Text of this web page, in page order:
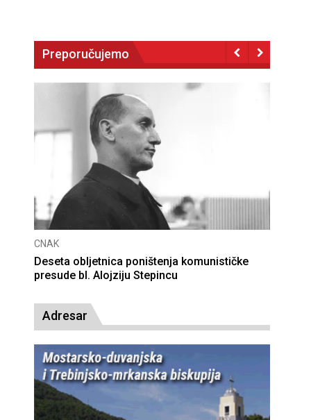
Preporučujemo
CNAK
Deseta obljetnica poništenja komunističke
presude bl. Alojziju Stepincu
Adresar